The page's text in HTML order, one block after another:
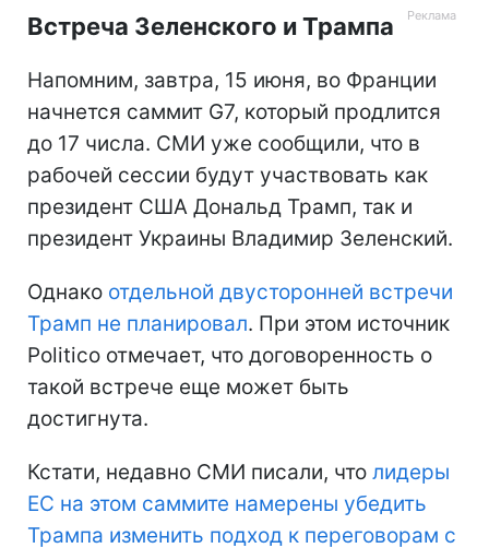
Встреча Зеленского и Трампа
Напомним, завтра, 15 июня, во Франции
начнется саммит G7, который продлится
до 17 числа. СМИ уже сообщили, что в
рабочей сессии будут участвовать как
президент США Дональд Трамп, так и
президент Украины Владимир Зеленский.
Однако отдельной двусторонней встречи
Трамп не планировал. При этом источник
Politico отмечает, что договоренность о
такой встрече еще может быть
достигнута.
Кстати, недавно СМИ писали, что лидеры
ЕС на этом саммите намерены убедить
Трампа изменить подход к переговорам с